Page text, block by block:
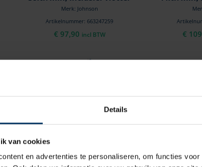
Details
van cookies
en advertenties te personaliseren, om functies
Merk: Johnson
Artikelnummer: 663247259
€ 97,90 incl BTW €
Bilgepomp met vlotter
schakelaar, 12 volt – 32 ltr/min
schakelaar,